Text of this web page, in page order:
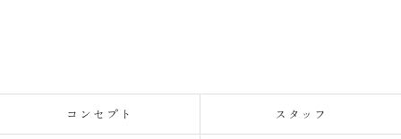
コンセプト スタッフ